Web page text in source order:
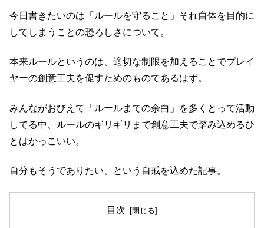
今日書きたいのは「ルールを守ること」それ自体を目的に
してしまうことの恐ろしさについて。
本来ルールというのは、適切な制限を加えることでプレイ
ヤーの創意工夫を促すためのものであるはず。
みんながおびえて「ルールまでの余白」を多くとって活動
してる中、ルールのギリギリまで創意工夫で踏み込めるひ
とはかっこいい。
自分もそうでありたい、という自戒を込めた記事。
目次